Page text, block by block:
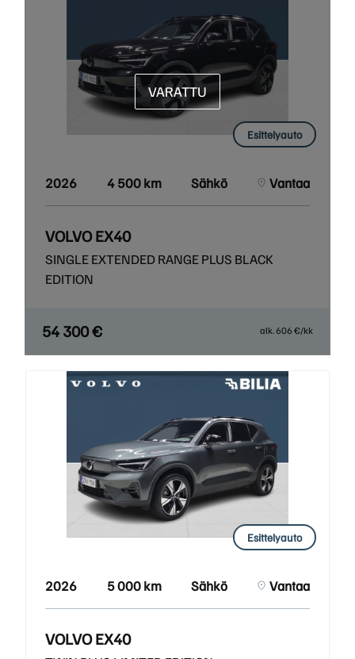
Esittelyauto
2026 4 500 km Sähkö Vantaa
VOLVO EX40
SINGLE EXTENDED RANGE PLUS BLACK
EDITION
54 300 € alk. 606 €/kk
VARATTU
Esittelyauto
2026 5 000 km Sähkö Vantaa
VOLVO EX40